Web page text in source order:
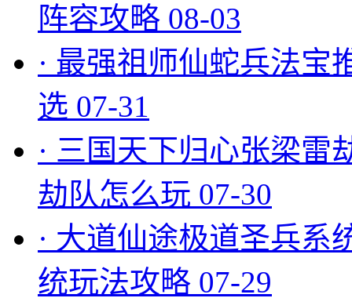
阵容攻略 08-03
· 最强祖师仙蛇兵法宝
选 07-31
· 三国天下归心张梁雷
劫队怎么玩 07-30
· 大道仙途极道圣兵系
统玩法攻略 07-29